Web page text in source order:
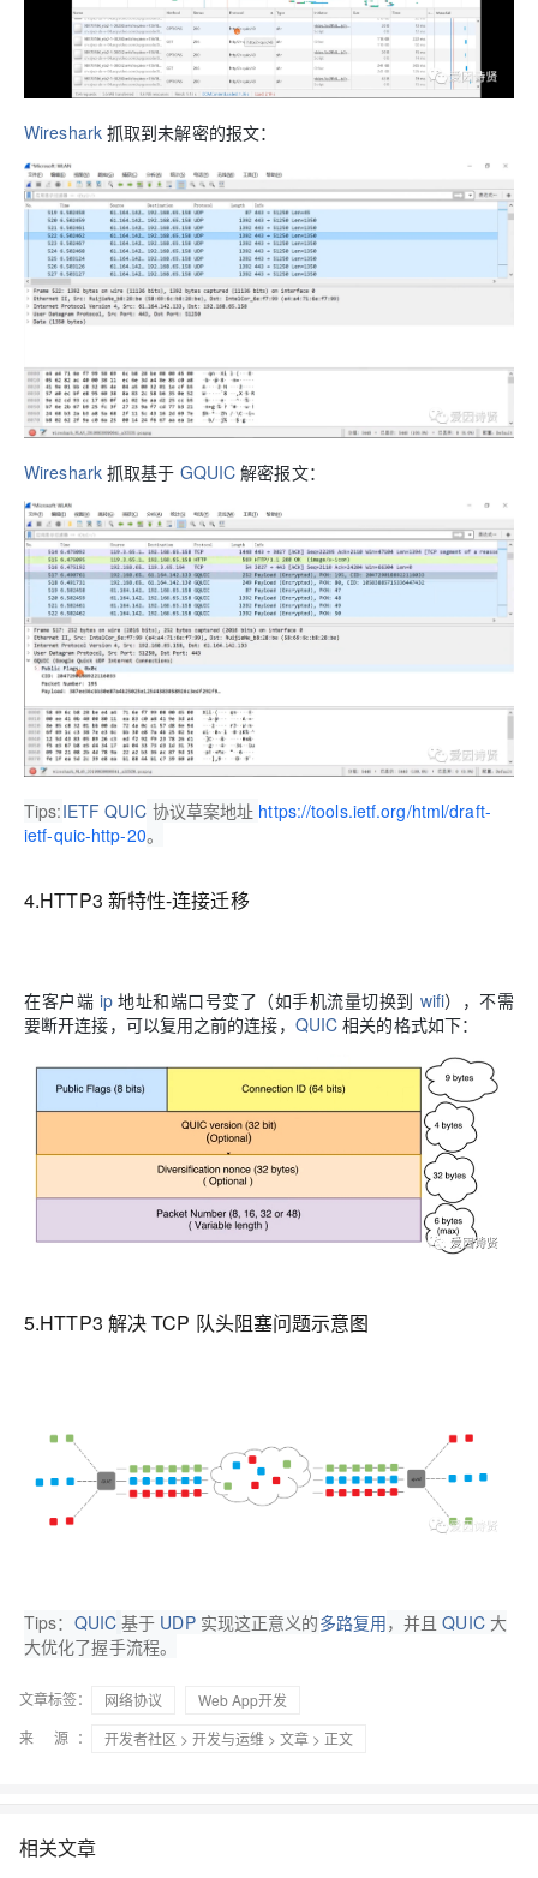
Wireshark抓取到未解密的报文：
Wireshark抓取基于 GQUIC 解密报文：
Tips:IETF QUIC 协议草案地址 https://tools.ietf.org/html/draft-
ietf-quic-http-20。
4.HTTP3 新特性-连接迁移
在客户端 ip地址和端口号变了（如手机流量切换到 wifi），不需
要断开连接，可以复用之前的连接， QUIC 相关的格式如下：
5.HTTP3 解决 TCP 队头阻塞问题示意图
Tips： QUIC 基于 UDP 实现这正意义的多路复用，并且QUIC大
大优化了握手流程。
文章标签： 网络协议
Web App开发
来 源：
开发者社区 > 开发与运维 > 文章 > 正文
相关文章